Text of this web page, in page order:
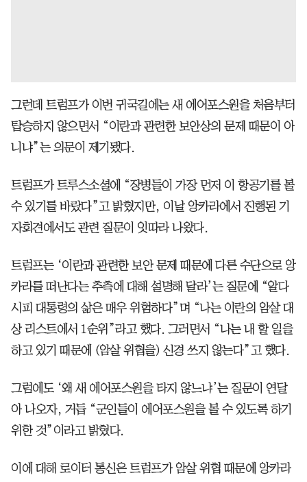
그런데 트럼프가 이번 귀국길에는 새 에어포스원을 처음부터
탑승하지 않으면서 “이란과 관련한 보안상의 문제 때문이 아
니냐”는 의문이 제기됐다.
트럼프가 트루스소셜에 “장병들이 가장 먼저 이 항공기를 볼
수 있기를 바랐다”고 밝혔지만, 이날 앙카라에서 진행된 기
자회견에서도 관련 질문이 잇따라 나왔다.
트럼프는 ‘이란과 관련한 보안 문제 때문에 다른 수단으로 앙
카라를 떠난다는 추측에 대해 설명해 달라’는 질문에 “알다
시피 대통령의 삶은 매우 위험하다”며 “나는 이란의 암살 대
상 리스트에서 1순위”라고 했다. 그러면서 “나는 내 할 일을
하고 있기 때문에 (암살 위협을) 신경 쓰지 않는다”고 했다.
그럼에도 ‘왜 새 에어포스원을 타지 않느냐’는 질문이 연달
아 나오자, 거듭 “군인들이 에어포스원을 볼 수 있도록 하기
위한 것”이라고 밝혔다.
이에 대해 로이터 통신은 트럼프가 암살 위협 때문에 앙카라